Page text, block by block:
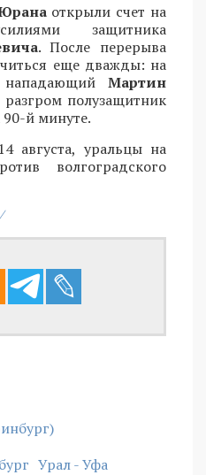
открыли счет на
защитника
. После перерыва
еще дважды: на
Мартин
полузащитник
90-й минуте.
августа, уральцы на
волгоградского
Урал - Уфа